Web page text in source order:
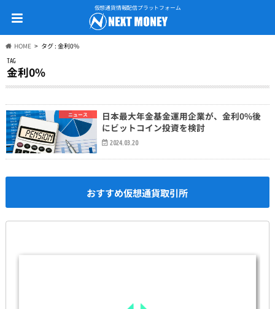
仮想通貨情報配信プラットフォーム
HOME タグ : 金利0%
TAG
金利0%
ニュース
日本最大年金基金運用企業が、金利0%後
にビットコイン投資を検討
2024.03.20
おすすめ仮想通貨取引所